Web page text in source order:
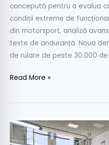
concepută pentru a evalua
condiții extreme de
din motorsport, analiză
teste de anduranță. Noua
de rulare de peste 30.000
Read More »
Centru
de